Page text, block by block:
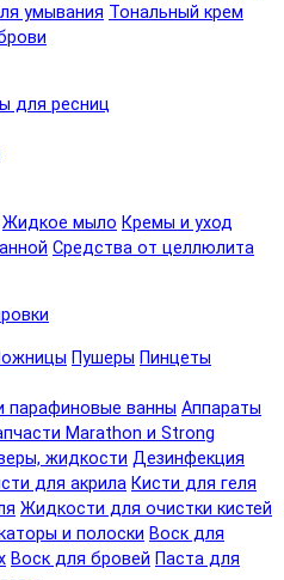
умывания Тональный крем
для ресниц
Жидкое мыло Кремы и уход
Средства от целлюлита
Пушеры Пинцеты
парафиновые ванны Аппараты
Marathon и Strong
жидкости Дезинфекция
для акрила Кисти для геля
Жидкости для очистки кистей
и полоски Воск для
Воск для бровей Паста для